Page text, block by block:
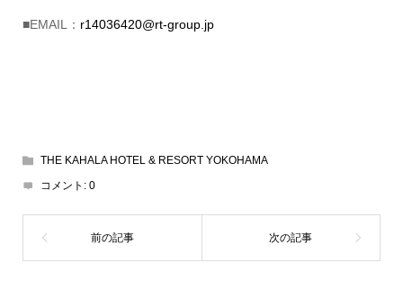
■EMAIL： r14036420@rt-group.jp
THE KAHALA HOTEL & RESORT YOKOHAMA
コメント: 0